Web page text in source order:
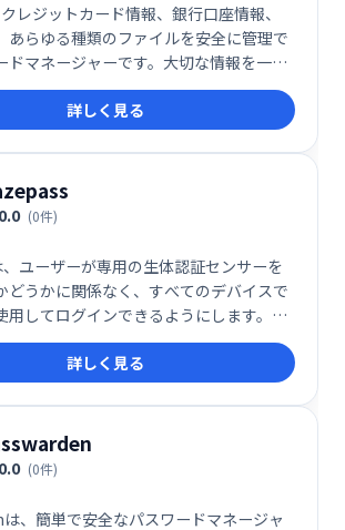
レジットカード情報、銀行口座情報、
あらゆる種類のファイルを安全に管理で
ドマネージャーです。大切な情報を一元
に保管することで、パスワード管理の煩
、セキュリティを強化します。 個人情報
なツールです。
詳しく見る
0.0 (0件)
ユーザーが専用の生体認証センサーを
どうかに関係なく、すべてのデバイスで
用してログインできるようにします。ウ
たはアプリでパスワードなしのログイン
。
詳しく見る
0.0 (0件)
、簡単で安全なパスワードマネージャ